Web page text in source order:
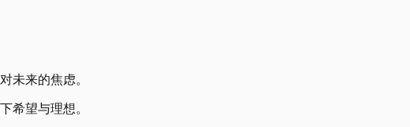
未来的焦虑。
希望与理想。